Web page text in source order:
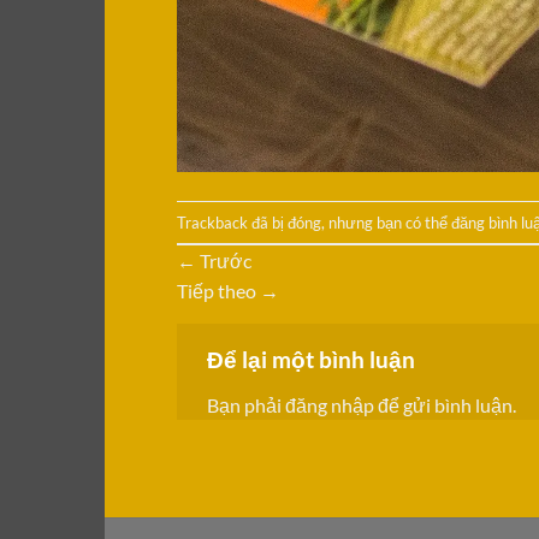
Trackback đã bị đóng, nhưng bạn có thểđăng bình
← Trước
Tiếp theo →
Để lại một bình luận
Bạn phải đăng nhậpđể gửi bình luận.